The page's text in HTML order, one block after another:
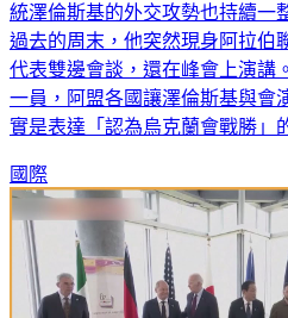
統澤倫斯基的外交攻勢也持續一
過去的周末，他突然現身阿拉伯
代表雙邊會談，還在峰會上演講
一員，阿盟各國讓澤倫斯基與會
實是表達「認為烏克蘭會戰勝」
國際